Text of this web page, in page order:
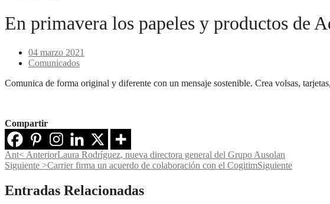
En primavera los papeles y productos de
04 marzo 2021
Comunicados
Comunica de forma original y diferente con un mensaje sostenible. Crea volsas,
Compartir
Ant< AnteriorLaura Rodríguez, nueva directora general del Grupo Ausolan
Siguiente >Carrier firma un acuerdo de colaboración con el CogitimSiguiente
Entradas Relacionadas